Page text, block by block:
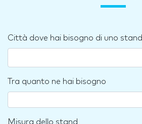
Città dove hai bisogno di uno stand
Tra quanto ne hai bisogno
Misura dello stand